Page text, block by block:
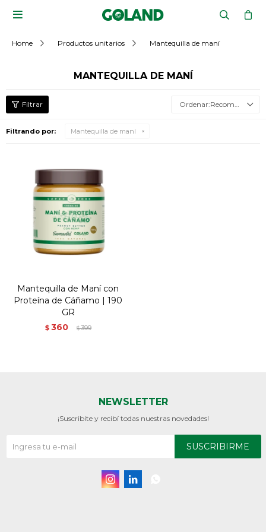

Home Productos unitarios Mantequilla de maní
MANTEQUILLA DE MANÍ
Recomendados
Filtrando por: Mantequilla de maní
Mantequilla de Maní con
Proteína de Cáñamo | 190
GR
$ 360 $399
NEWSLETTER
¡Suscribite y recibí todas nuestras novedades!
SUSCRIBIRME
 